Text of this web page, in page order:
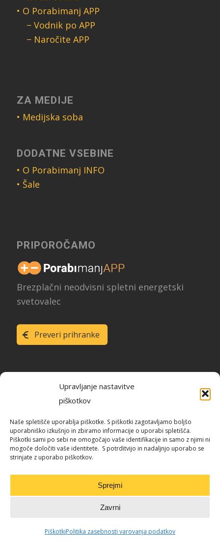
Upravljanje nastavitve
piškotkov
Naše spletišče uporablja piškotke. S piškotki zagotavljamo boljšo
uporabniško izkušnjo in zbiramo informacije o uporabi spletišča.
Piškotki sami po sebi ne omogočajo vaše identifikacije in samo z njimi ni
mogoče določiti vaše identitete. S potrditvijo in nadaljnjo uporabo se
strinjate z uporabo piškotkov.
Sprejmi
Zavrni
PiškotkiPolitika zasebnosti varovanja podatkov
• O Porabimanj APP
− Vodnik po APP
− Naročite APP
ZA MEDIJE
• Medijska soba
DODATNE VSEBINE
• O Porabimanj INFO
• Šale
PRIPOROČAMO
Brezplačni neodvisni spletni energetski
svetovalec
Preveri prihranke
Slovenije
Blog / REUS
© Informa Echo d.o.o. 2017-2022